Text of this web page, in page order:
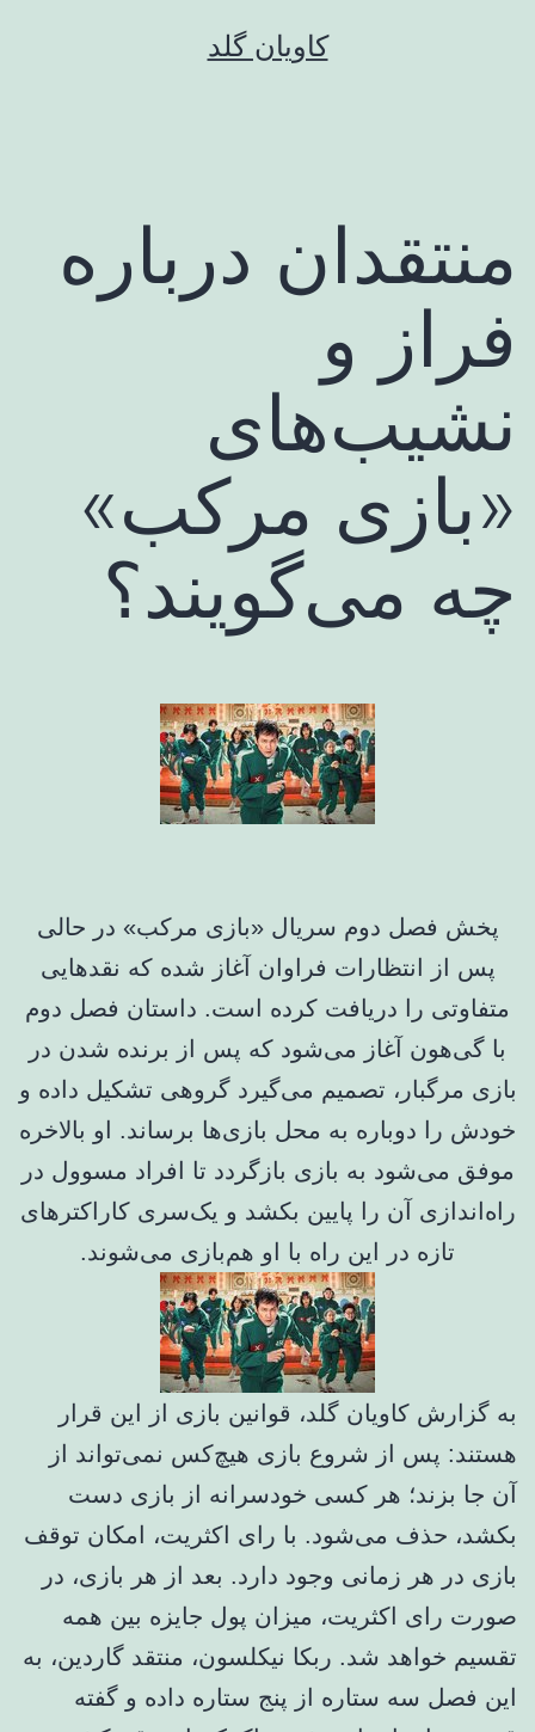
کاویان گلد
منتقدان درباره
فراز و
نشیب‌های
«بازی مرکب»
چه می‌گویند؟
پخش فصل دوم سریال «بازی مرکب» در حالی
پس از انتظارات فراوان آغاز شده که نقدهایی
متفاوتی را دریافت کرده است. داستان فصل دوم
با گی‌هون آغاز می‌شود که پس از برنده شدن در
بازی مرگبار، تصمیم می‌گیرد گروهی تشکیل داده و
خودش را دوباره به محل بازی‌ها برساند. او بالاخره
موفق می‌شود به بازی بازگردد تا افراد مسوول در
راه‌اندازی آن را پایین بکشد و یک‌سری کاراکترهای
تازه در این راه با او هم‌بازی می‌شوند.
به گزارش کاویان گلد، قوانین بازی از این قرار
هستند: پس از شروع بازی هیچ‌کس نمی‌تواند از
آن جا بزند؛ هر کسی خودسرانه از بازی دست
بکشد، حذف می‌شود. با رای اکثریت، امکان توقف
بازی در هر زمانی وجود دارد. بعد از هر بازی، در
صورت رای اکثریت، میزان پول جایزه بین همه
تقسیم خواهد شد. ربکا نیکلسون، منتقد گاردین، به
این فصل سه ستاره از پنج ستاره داده و گفته